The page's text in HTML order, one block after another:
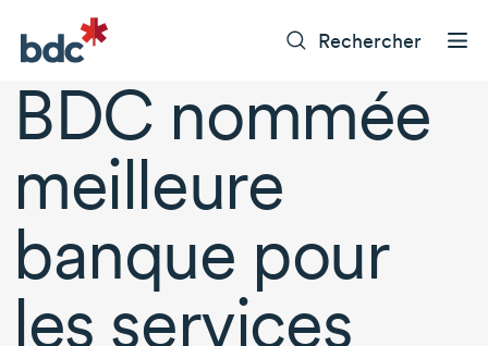
Rechercher
BDC nommée
meilleure
banque pour
les services